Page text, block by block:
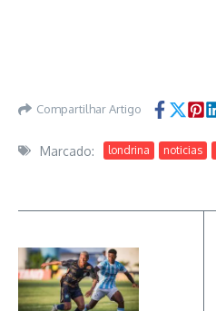
Compartilhar Artigo
Marcado: londrina noticias